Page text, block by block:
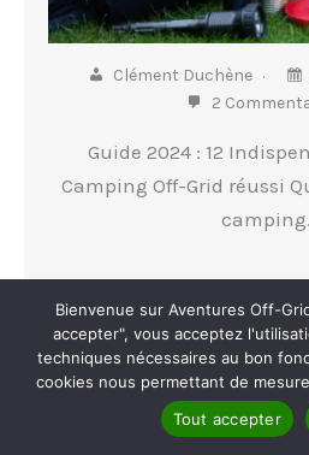
Clément Duchène
2
Guide 2024 : 12
Camping Off-Grid réussi
Lire la
Bienvenue sur Aventures Off-
accepter", vous acceptez
techniques nécessaires au bon
cookies nous permettant de
Tout accepter